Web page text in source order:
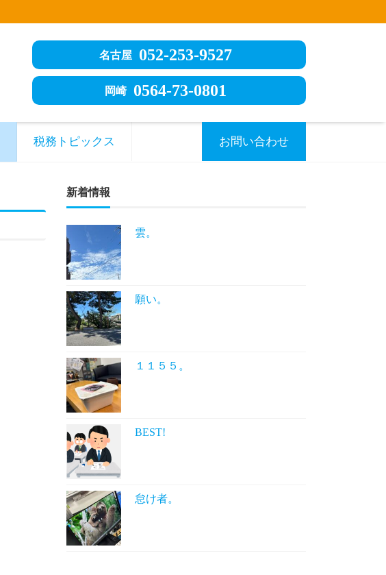
名古屋 052-253-9527
岡崎 0564-73-0801
税務トピックス お問い合わせ
新着情報
雲。
願い。
１１５５。
BEST!
怠け者。